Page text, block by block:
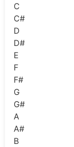
C
C#
D
D#
E
F
F#
G
G#
A
A#
B